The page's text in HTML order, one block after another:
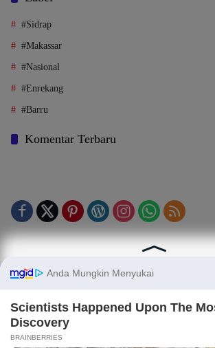
#Sidrap
#Makassar
#Nasional
#Enrekang
#Barru
Komentar Terbaru
SOP Perlindungan Jurnalis
Kode Etik Jurnalistik
Pedoman Media Siber (PMS)
Kode Etik Redaksi / Perusahaan PT TOP MEDIA